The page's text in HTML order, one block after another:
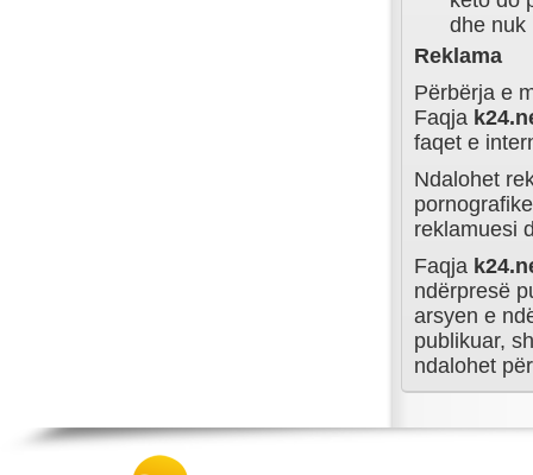
dhe nuk
Reklama
Përbërja e
Faqja
faqet e
Ndalohet
reklamuesi
Faqja
ndërpresë
arsyen e
publikuar,
ndalohet